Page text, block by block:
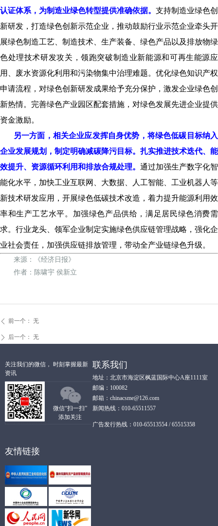
认证体系，为制造业绿色转型提供准确依据。 支持制造业绿色创
新研发，打造绿色创新示范企业，推动鼓励行业示范企业牵头开
展绿色制造工艺、制造技术、生产装备、绿色产品以及排放物绿
色处理技术研发攻关，领跑突破制造业新能源和可再生能源应
用、废水资源化利用和污染物集中治理难题。优化绿色知识产权
申请流程，对绿色创新研发成果给予充分保护，激发企业绿色创
新热情。完善绿色产业园区配套措施，对绿色发展先进企业提供
资金激励。
另一方面，相关企业应发挥自身优势，将绿色低碳目标纳入
企业发展规划，制定明确减碳降污目标。扎实推进技术迭代、能
效提升、资源循环利用和排放合规处理。 通过加强生产数字化智
能化水平，加快工业互联网、大数据、人工智能、工业机器人等
新技术研发应用，开展绿色低碳技术改造，着力提升能源利用效
率和生产工艺水平。加强绿色产品供给，满足居民绿色消费需
求。行业龙头、领军企业制定实施绿色供应链管理战略，强化企
业社会责任，加强供应链排放管理，带动全产业链绿色升级。
来源：《经济日报》
作者：陈啸宇 侯新立
ꄴ 前一个： 无
ꄲ 后一个： 无
关注我们的微信， 时刻掌握最新
资讯
微信“扫一扫”
添加关注
联系我们
地址：北京市海淀区枫蓝国际中心A座1111室
邮编：100082
邮箱：chinacsme@126.com
新闻热线：010-65511557
广告发行热线：010-65513554 / 65515358
友情链接